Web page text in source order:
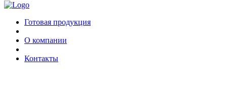
Готовая продукция
О компании
Контакты